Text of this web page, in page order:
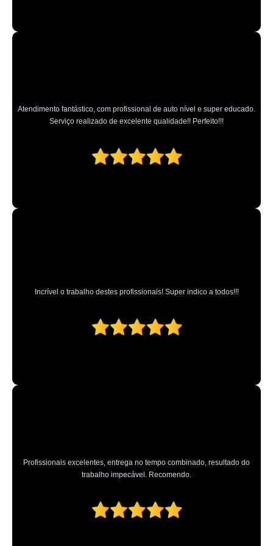
qual o valor de higienização automotiva enchente Jardim Centenário
higienização automotiva bancos Alphaville Industrial
lavagem e higienização automotiva preços Jardim São Bento
higienização automotiva enchente Cerqueira César
higienização automotiva Cantareira
higienização de estofados de carros preços Catanduva
higienização de estofados de carros Brasilândia
higienização automotiva Freguesia do Ó
higienização automotiva externa Vila Guilherme
Atendimento fantástico, com profissional de auto nível e super educado.
Serviço realizado de excelente qualidade!! Perfeito!!!
Incrível o trabalho destes profissionais! Super indico a todos!!!
Profissionais excelentes, entrega no tempo combinado, resultado do
trabalho impecável. Recomendo.